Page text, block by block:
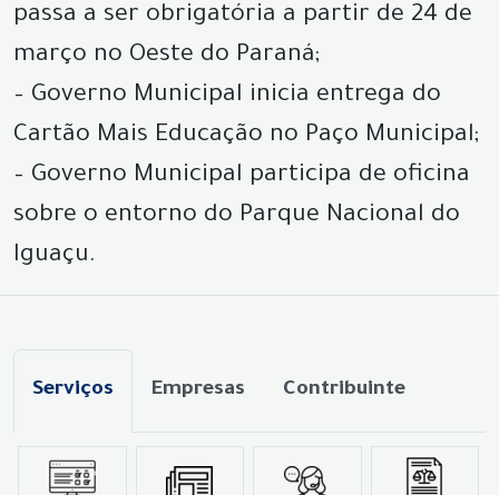
passa a ser obrigatória a partir de 24 de
março no Oeste do Paraná;
– Governo Municipal inicia entrega do
Cartão Mais Educação no Paço Municipal;
– Governo Municipal participa de oficina
sobre o entorno do Parque Nacional do
Iguaçu.
Serviços Empresas Contribuinte